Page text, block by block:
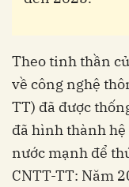
Theo tinh thần
về công nghệ
TT) đã được
đã hình thành
nước mạnh để
CNTT-TT: Năm